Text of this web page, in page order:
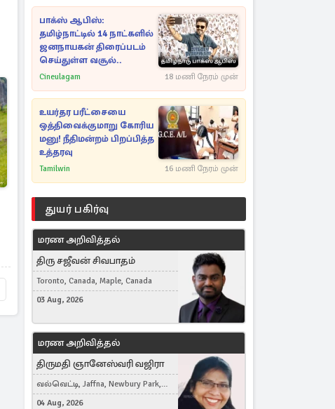
பாக்ஸ் ஆபிஸ்:
தமிழ்நாட்டில் 14 நாட்களில்
ஜனநாயகன் திரைப்படம்
செய்துள்ள வசூல்..
Cineulagam 18 மணி நேரம் முன்
உயர்தர பரீட்சையை
ஒத்திவைக்குமாறு கோரிய
மனு! நீதிமன்றம் பிறப்பித்த
உத்தரவு
Tamilwin 16 மணி நேரம் முன்
துயர் பகிர்வு
மரண அறிவித்தல்
திரு சஜீவன் சிவபாதம்
Toronto, Canada, Maple, Canada
03 Aug, 2026
மரண அறிவித்தல்
திருமதி ஞானேஸ்வரி வஜிரா
வல்வெட்டி, Jaffna, Newbury Park,
United Kingdom
04 Aug, 2026